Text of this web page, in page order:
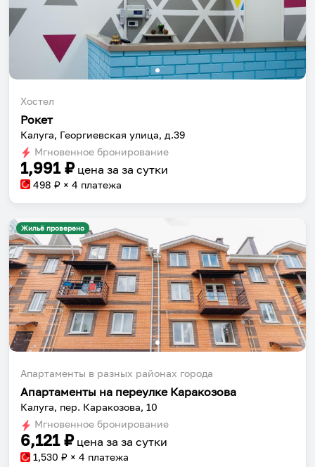
Хостел
Рокет
Калуга, Георгиевская улица, д.39
Мгновенное бронирование
1,991₽ цена за за сутки
498 ₽ × 4 платежа
Жильё проверено
Апартаменты в разных районах города
Апартаменты на переулке Каракозова
Калуга, пер. Каракозова, 10
Мгновенное бронирование
6,121₽ цена за за сутки
1,530 ₽ × 4 платежа
Собери путешествие без сложностей
Сохраняй места, повторяй маршруты, находи
компанию и бронируй жильё в одном
приложении.
Установить приложение